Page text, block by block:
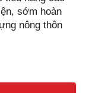
sớm hoàn
nông thôn